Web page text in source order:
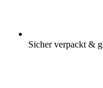
Sicher verpackt &